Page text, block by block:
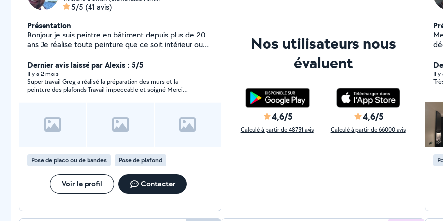
5/5 (41 avis)
Présentation
Bonjour je suis peintre en bâtiment depuis plus de 20
ans Je réalise toute peinture que ce soit intérieur ou
toile de verre) pose de parquet(stratifié ou pvc) Pose
de lino et du vitrage
Dernier avis laissé par Alexis : 5/5
Il y a 2 mois
Super travail Greg a réalisé la préparation des murs et la
peinture des plafonds Travail impeccable et soigné Merci
Pose de placo ou de bandes Pose de plafond
Voir le profil Contacter
Nos utilisateurs nous
évaluent
4,6/5
Calculé à partir de 48731 avis
4,6/5
Calculé à partir de 66000 avis
-
but,
de
Il y